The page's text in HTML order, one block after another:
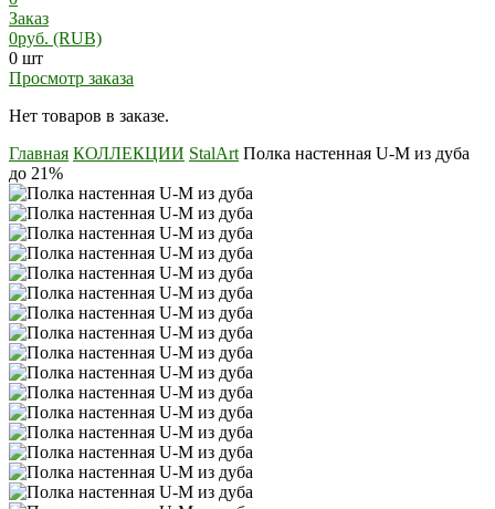
Заказ
0руб. (RUB)
0 шт
Просмотр заказа
Нет товаров в заказе.
Главная КОЛЛЕКЦИИ StalArt Полка настенная U-M из дуба
до 21%